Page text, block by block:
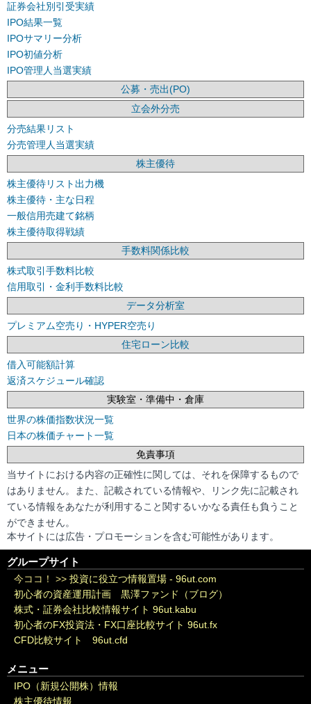
証券会社別引受実績
IPO結果一覧
IPOサマリー分析
IPO初値分析
IPO管理人当選実績
公募・売出(PO)
立会外分売
分売結果リスト
分売管理人当選実績
株主優待
株主優待リスト出力機
株主優待・主な日程
一般信用売建て銘柄
株主優待取得戦績
手数料関係比較
株式取引手数料比較
信用取引・金利手数料比較
データ分析室
プレミアム空売り・HYPER空売り
住宅ローン比較
借入可能額計算
返済スケジュール確認
実験室・準備中・倉庫
世界の株価指数状況一覧
日本の株価チャート一覧
免責事項
当サイトにおける内容の正確性に関しては、それを保障するもので
はありません。また、記載されている情報や、リンク先に記載され
ている情報をあなたが利用すること関するいかなる責任も負うこと
ができません。
本サイトには広告・プロモーションを含む可能性があります。
グループサイト
今ココ！ >> 投資に役立つ情報置場 - 96ut.com
初心者の資産運用計画 黒澤ファンド（ブログ）
株式・証券会社比較情報サイト 96ut.kabu
初心者のFX投資法・FX口座比較サイト 96ut.fx
CFD比較サイト 96ut.cfd
メニュー
IPO（新規公開株）情報
株主優待情報